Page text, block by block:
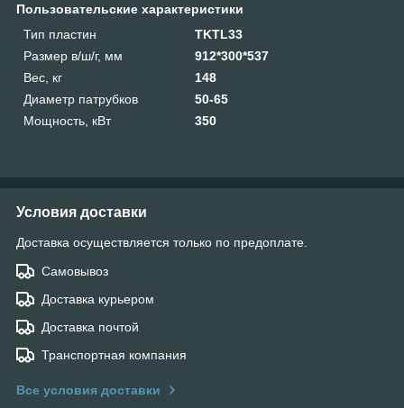
Пользовательские характеристики
Тип пластин
TKTL33
Размер в/ш/г, мм
912*300*537
Вес, кг
148
Диаметр патрубков
50-65
Мощность, кВт
350
Условия доставки
Доставка осуществляется только по предоплате.
Самовывоз
Доставка курьером
Доставка почтой
Транспортная компания
Все условия доставки